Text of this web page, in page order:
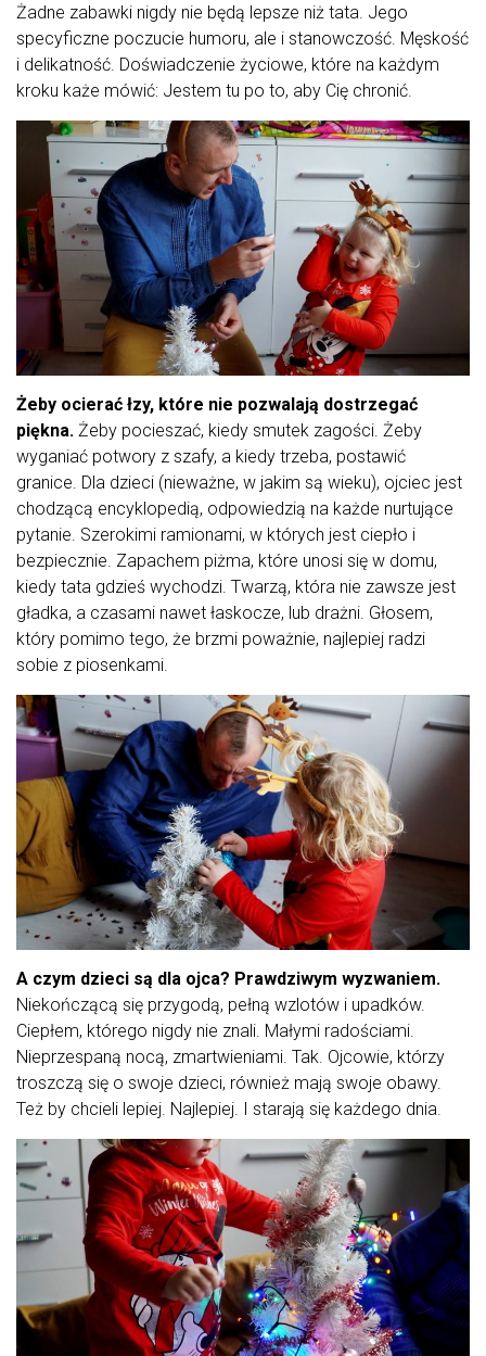
Żadne zabawki nigdy nie będą lepsze niż tata. Jego
specyficzne poczucie humoru, ale i stanowczość. Męskość
i delikatność. Doświadczenie życiowe, które na każdym
kroku każe mówić: Jestem tu po to, aby Cię chronić.
Żeby ocierać łzy, które nie pozwalają dostrzegać
piękna. Żeby pocieszać, kiedy smutek zagości. Żeby
wyganiać potwory z szafy, a kiedy trzeba, postawić
granice. Dla dzieci (nieważne, w jakim są wieku), ojciec jest
chodzącą encyklopedią, odpowiedzią na każde nurtujące
pytanie. Szerokimi ramionami, w których jest ciepło i
bezpiecznie. Zapachem piżma, które unosi się w domu,
kiedy tata gdzieś wychodzi. Twarzą, która nie zawsze jest
gładka, a czasami nawet łaskocze, lub drażni. Głosem,
który pomimo tego, że brzmi poważnie, najlepiej radzi
sobie z piosenkami.
A czym dzieci są dla ojca? Prawdziwym wyzwaniem.
Niekończącą się przygodą, pełną wzlotów i upadków.
Ciepłem, którego nigdy nie znali. Małymi radościami.
Nieprzespaną nocą, zmartwieniami. Tak. Ojcowie, którzy
troszczą się o swoje dzieci, również mają swoje obawy.
Też by chcieli lepiej. Najlepiej. I starają się każdego dnia.